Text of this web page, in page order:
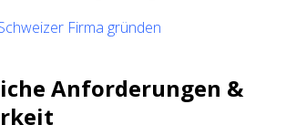
Firma gründen
Anforderungen &